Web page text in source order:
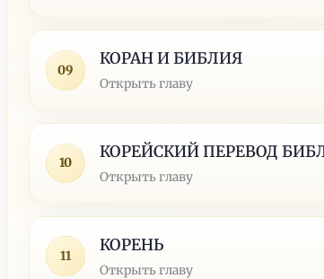
09
КОРАН И БИБЛИЯ
Открыть главу
10
КОРЕЙСКИЙ ПЕРЕВОД
Открыть главу
11
КОРЕНЬ
Открыть главу